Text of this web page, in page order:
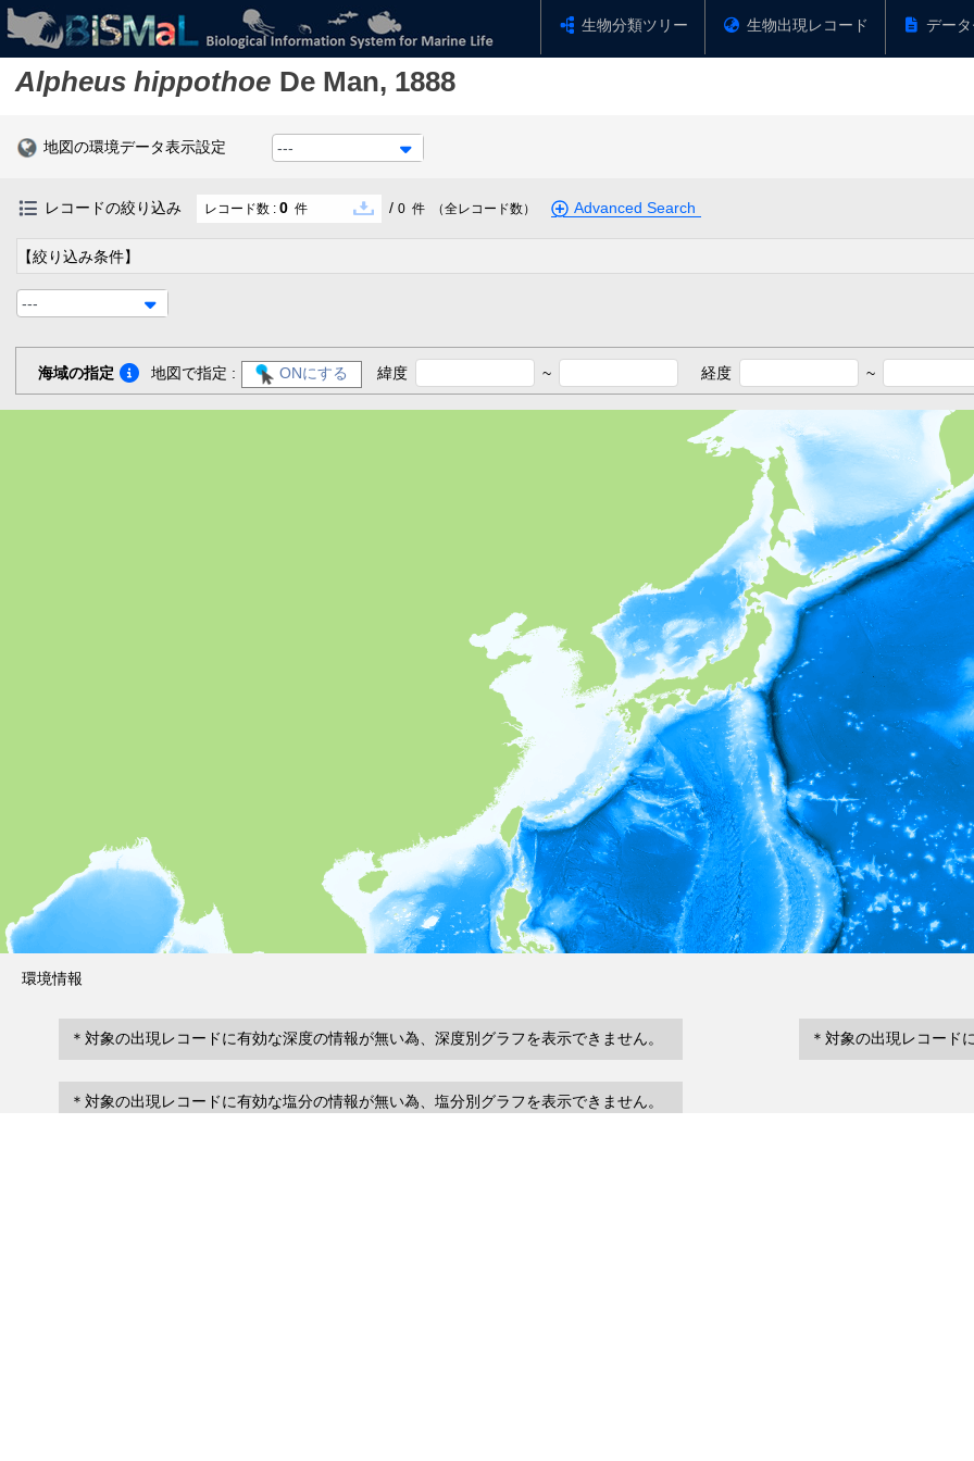
生物分類ツリー 生物出現レコード デー
Alpheus hippothoe De Man, 1888
地図の環境データ表示設定 ---
レコードの絞り込み レコード数 : 0 件 / 0 件 （全レコード数） Advanced Search
【絞り込み条件】
---
海域の指定 地図で指定 : ONにする 緯度 ~ 経度 ~
環境情報
＊対象の出現レコードに有効な深度の情報が無い為、深度別グラフを表示できません。 ＊対象の出現レコード
＊対象の出現レコードに有効な塩分の情報が無い為、塩分別グラフを表示できません。